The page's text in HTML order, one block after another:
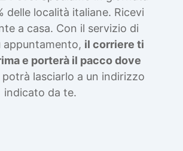
delle località italiane. Ricevi
a casa. Con il servizio di
appuntamento, il corriere ti
e porterà il pacco dove
potrà lasciarlo a un indirizzo
indicato da te.